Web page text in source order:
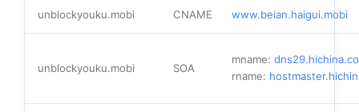
unblockyouku.mobi CNAME www.beian.haigui.mobi
unblockyouku.mobi SOA
mname:
rname: